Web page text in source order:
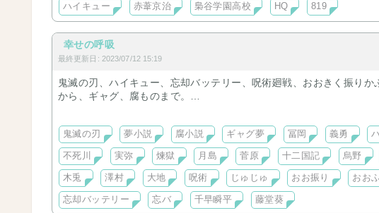
ハイキュー 赤葦京治 梟谷学園高校 HQ 819
幸せの呼吸
最終更新日: 2023/07/12 15:19
鬼滅の刃、ハイキュー、忘却バッテリー、呪術廻戦、おおきく振り
から、ギャグ、腐ものまで。
鬼滅の刃 夢小説 腐小説 ギャグ夢 冨岡 義勇
不死川 実弥 煉獄 月島 菅原 十二国記 烏野
木兎 澤村 大地 呪術 じゅじゅ おお振り おお
忘却バッテリー 忘バ 千早瞬平 藤堂葵